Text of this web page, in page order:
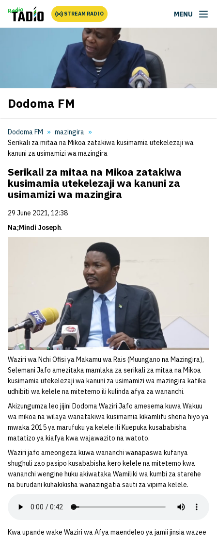
STREAM RADIO MENU
Dodoma FM
Dodoma FM
mazingira
Serikali za mitaa na Mikoa zatakiwa kusimamia utekelezaji wa
kanuni za usimamizi wa mazingira
Serikali za mitaa na Mikoa zatakiwa
kusimamia utekelezaji wa kanuni za
usimamizi wa mazingira
29 June 2021, 12:38
Na;Mindi Joseph.
Waziri wa Nchi Ofisi ya Makamu wa Rais (Muungano na Mazingira),
Selemani Jafo amezitaka mamlaka za serikali za mitaa na Mikoa
kusimamia utekelezaji wa kanuni za usimamizi wa mazingira katika
udhibiti wa kelele na mitetemo ili kulinda afya za wananchi.
Akizungumza leo jijini Dodoma Waziri Jafo amesema kuwa Wakuu
wa mikoa na wilaya wanatakiwa kusimamia kikamlifu sheria hiyo ya
mwaka 2015 ya marufuku ya kelele ili Kuepuka kusababisha
matatizo ya kiafya kwa wajawazito na watoto.
Waziri jafo ameongeza kuwa wananchi wanapaswa kufanya
shughuli zao pasipo kusababisha kero kelele na mitetemo kwa
wananchi wengine huku akiwataka Wamiliki wa kumbi za starehe
na burudani kuhakikisha wanazingatia sauti za vipima kelele.
Kwa upande wake Waziri wa Afya maendeleo ya jamii jinsia wazee